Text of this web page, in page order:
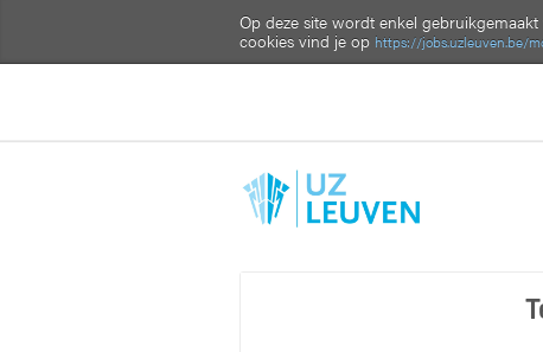
Op deze site wordt enkel
cookies vind je op https://jobs.uzleuven.be/